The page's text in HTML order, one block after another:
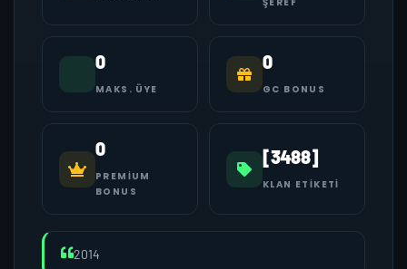
0
MAKS. ÜYE
0
GC BONUS
0
PREMIUM
BONUS
[3488]
KLAN ETIKETI
2014